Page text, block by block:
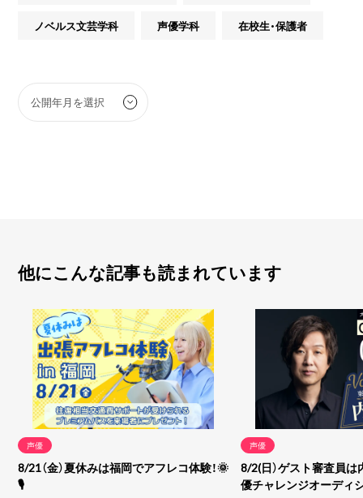
ノベルス文芸学科 声優学科 在校生・保護者
他にこんな記事も読まれています
声優
8/21（金）夏休みは福岡でアフレコ体験！🌞
🎙
声優
8/2(日）ゲスト審査員は
優チャレンジオーディ